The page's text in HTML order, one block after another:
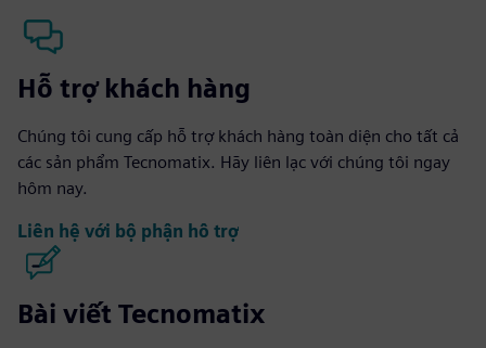
Hỗ trợ khách hàng
Chúng tôi cung cấp hỗ trợ khách hàng toàn diện cho tất cả
các sản phẩm Tecnomatix. Hãy liên lạc với chúng tôi ngay
hôm nay.
Liên hệ với bộ phận hỗ trợ
Bài viết Tecnomatix